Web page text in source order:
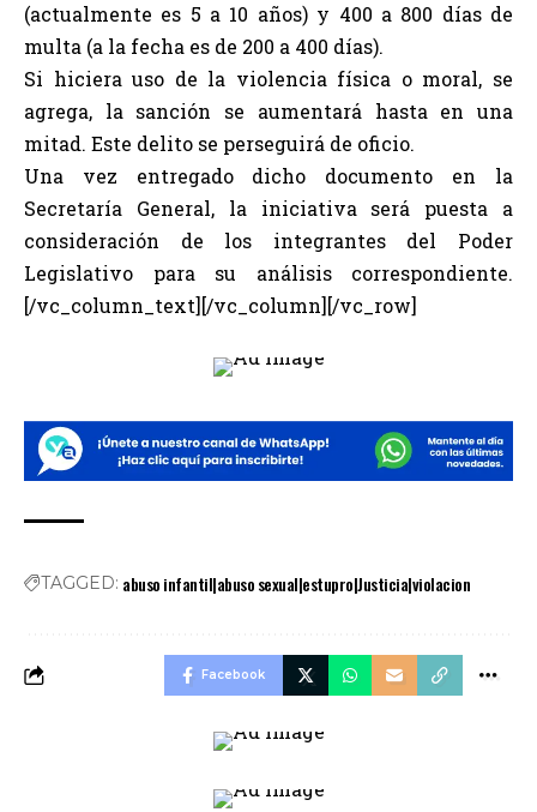
(actualmente es 5 a 10 años) y 400 a 800 días de
multa (a la fecha es de 200 a 400 días).
Si hiciera uso de la violencia física o moral, se
agrega, la sanción se aumentará hasta en una
mitad. Este delito se perseguirá de oficio.
Una vez entregado dicho documento en la
Secretaría General, la iniciativa será puesta a
consideración de los integrantes del Poder
Legislativo para su análisis correspondiente.
[/vc_column_text][/vc_column][/vc_row]
TAGGED: abuso infantil|abuso sexual|estupro|Justicia|violacion
Facebook